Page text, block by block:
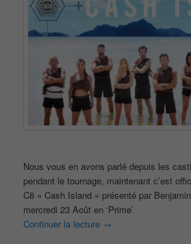
Nous vous en avons parlé depuis les
pendant le tournage, maintenant c’est
C8 « Cash Island » présenté par
mercredi 23 Août en ‘Prime’
Continuer la lecture →